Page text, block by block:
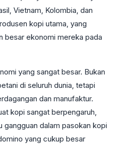
Vietnam, Kolombia, dan
kopi utama, yang
besar ekonomi mereka pada
yang sangat besar. Bukan
di seluruh dunia, tetapi
dan manufaktur.
kopi sangat berpengaruh,
gangguan dalam pasokan kopi
yang cukup besar